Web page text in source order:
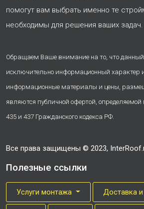
помогут вам выбрать именно те
необходимы для решения ваших задач.
Обращаем Ваше внимание на то, что данный
исключительно информационный характер
информационные материалы и цены,
являются публичной офертой,
435 и 437 Гражданского кодекса РФ.
Все права защищены © 2023,
Полезные ссылки
Услуги монтажа Доставка